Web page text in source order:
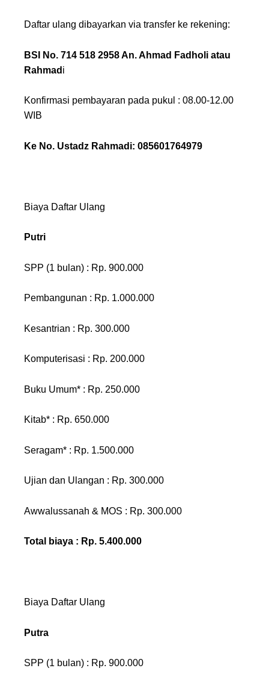
Daftar ulang dibayarkan via transfer ke rekening:
BSI No. 714 518 2958 An. Ahmad Fadholi atau
Rahmad i
Konfirmasi pembayaran pada pukul : 08.00-12.00
WIB
Ke No. Ustadz Rahmadi: 085601764979
Biaya Daftar Ulang
Putri
SPP (1 bulan) : Rp. 900.000
Pembangunan : Rp. 1.000.000
Kesantrian : Rp. 300.000
Komputerisasi : Rp. 200.000
Buku Umum* : Rp. 250.000
Kitab* : Rp. 650.000
Seragam* : Rp. 1.500.000
Ujian dan Ulangan : Rp. 300.000
Awwalussanah & MOS : Rp. 300.000
Total biaya : Rp. 5.400.000
Biaya Daftar Ulang
Putra
SPP (1 bulan) : Rp. 900.000